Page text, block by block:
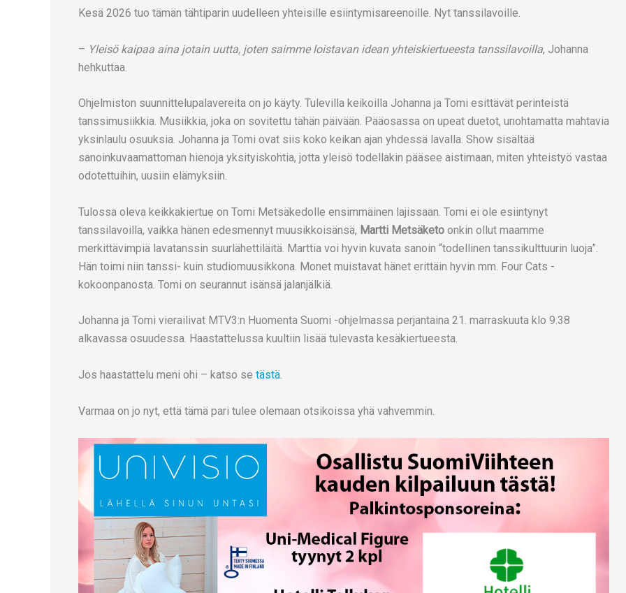
Kesä 2026 tuo tämän tähtiparin uudelleen yhteisille esiintymisareenoille. Nyt tanssilavoille.
– Yleisö kaipaa aina jotain uutta, joten saimme loistavan idean yhteiskiertueesta tanssilavoilla, Johanna
hehkuttaa.
Ohjelmiston suunnittelupalavereita on jo käyty. Tulevilla keikoilla Johanna ja Tomi esittävät perinteistä
tanssimusiikkia. Musiikkia, joka on sovitettu tähän päivään. Pääosassa on upeat duetot, unohtamatta mahtavia
yksinlaulu osuuksia. Johanna ja Tomi ovat siis koko keikan ajan yhdessä lavalla. Show sisältää
sanoinkuvaamattoman hienoja yksityiskohtia, jotta yleisö todellakin pääsee aistimaan, miten yhteistyö vastaa
odotettuihin, uusiin elämyksiin.
Tulossa oleva keikkakiertue on Tomi Metsäkedolle ensimmäinen lajissaan. Tomi ei ole esiintynyt
tanssilavoilla, vaikka hänen edesmennyt muusikkoisänsä, Martti Metsäketo onkin ollut maamme
merkittävimpiä lavatanssin suurlähettiläitä. Marttia voi hyvin kuvata sanoin “todellinen tanssikulttuurin luoja”.
Hän toimi niin tanssi- kuin studiomuusikkona. Monet muistavat hänet erittäin hyvin mm. Four Cats -
kokoonpanosta. Tomi on seurannut isänsä jalanjälkiä.
Johanna ja Tomi vierailivat MTV3:n Huomenta Suomi -ohjelmassa perjantaina 21. marraskuuta klo 9.38
alkavassa osuudessa. Haastattelussa kuultiin lisää tulevasta kesäkiertueesta.
Jos haastattelu meni ohi – katso se tästä.
Varmaa on jo nyt, että tämä pari tulee olemaan otsikoissa yhä vahvemmin.